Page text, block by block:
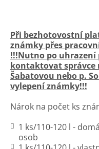
Při bezhotovostní
známky přes
!!!Nutno po
kontaktovat
Šabatovou nebo p.
vylepení známky!!!
Nárok na počet ks
1 ks/110-120 l -
osob